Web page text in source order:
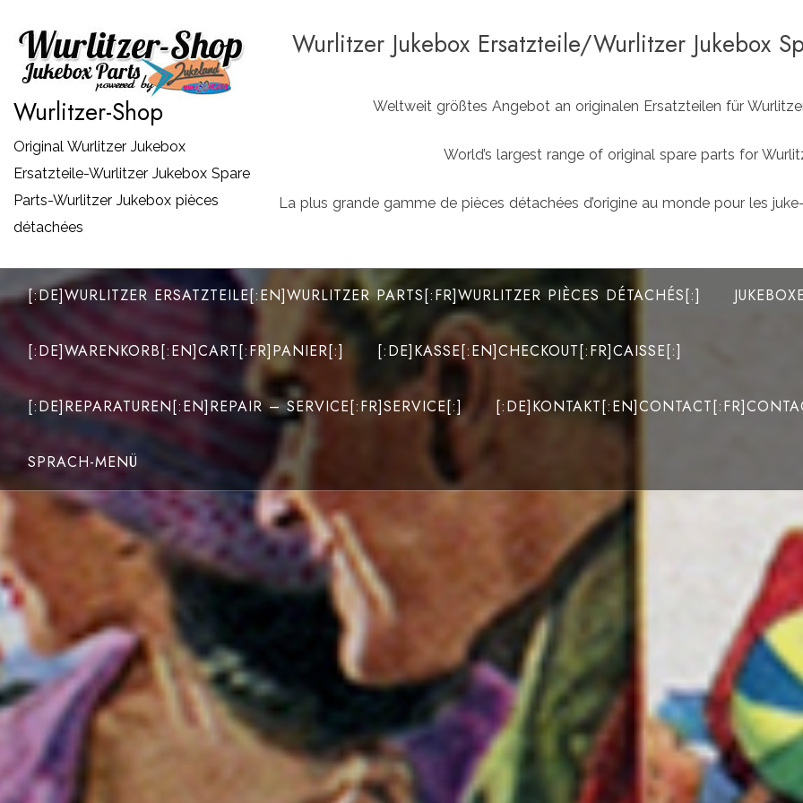
Inhalt
springen
Wurlitzer-Shop
Original Wurlitzer Jukebox
Ersatzteile-Wurlitzer Jukebox Spare
Parts-Wurlitzer Jukebox pièces
détachées
Wurlitzer Jukebox Ersatzteile/Wurlitzer Jukebox
Weltweit größtes Angebot an originalen Ersatzteilen für
World’s largest range of original spare parts for
La plus grande gamme de pièces détachées d’origine au monde pour les
[:DE]WURLITZER ERSATZTEILE[:EN]WURLITZER PARTS[:FR]WURLITZER PIÈCES DÉTACHÉS[:]
[:DE]WARENKORB[:EN]CART[:FR]PANIER[:] [:DE]KASSE[:EN]CHECKOUT[:FR]CAISSE[:]
[:DE]REPARATUREN[:EN]REPAIR – SERVICE[:FR]SERVICE[:]
SPRACH-MENÜ